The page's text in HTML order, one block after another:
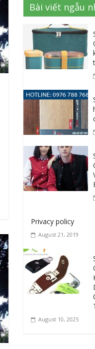
Bài viết ngẫu
Privacy policy
August 21, 2019
August 10, 2025